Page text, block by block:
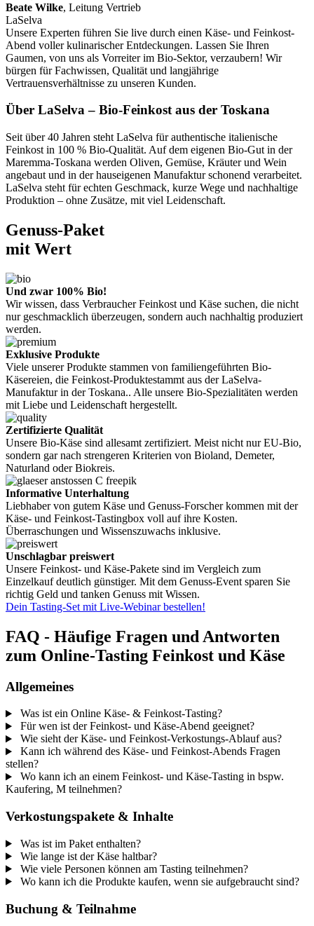
Beate Wilke, Leitung Vertrieb
LaSelva
Unsere Experten führen Sie live durch einen Käse- und Feinkost-
Abend voller kulinarischer Entdeckungen. Lassen Sie Ihren
Gaumen, von uns als Vorreiter im Bio-Sektor, verzaubern! Wir
bürgen für Fachwissen, Qualität und langjährige
Vertrauensverhältnisse zu unseren Kunden.
Über LaSelva – Bio-Feinkost aus der Toskana
Seit über 40 Jahren steht LaSelva für authentische italienische
Feinkost in 100 % Bio-Qualität. Auf dem eigenen Bio-Gut in der
Maremma-Toskana werden Oliven, Gemüse, Kräuter und Wein
angebaut und in der hauseigenen Manufaktur schonend verarbeitet.
LaSelva steht für echten Geschmack, kurze Wege und nachhaltige
Produktion – ohne Zusätze, mit viel Leidenschaft.
Genuss-Paket
mit Wert
Und zwar 100% Bio!
Wir wissen, dass Verbraucher Feinkost und Käse suchen, die nicht
nur geschmacklich überzeugen, sondern auch nachhaltig produziert
werden.
Exklusive Produkte
Viele unserer Produkte stammen von familiengeführten Bio-
Käsereien, die Feinkost-Produktestammt aus der LaSelva-
Manufaktur in der Toskana.. Alle unsere Bio-Spezialitäten werden
mit Liebe und Leidenschaft hergestellt.
Zertifizierte Qualität
Unsere Bio-Käse sind allesamt zertifiziert. Meist nicht nur EU-Bio,
sondern gar nach strengeren Kriterien von Bioland, Demeter,
Naturland oder Biokreis.
Informative Unterhaltung
Liebhaber von gutem Käse und Genuss-Forscher kommen mit der
Käse- und Feinkost-Tastingbox voll auf ihre Kosten.
Überraschungen und Wissenszuwachs inklusive.
Unschlagbar preiswert
Unsere Feinkost- und Käse-Pakete sind im Vergleich zum
Einzelkauf deutlich günstiger. Mit dem Genuss-Event sparen Sie
richtig Geld und tanken Genuss mit Wissen.
Dein Tasting-Set mit Live-Webinar bestellen!
FAQ - Häufige Fragen und Antworten
zum Online-Tasting Feinkost und Käse
Allgemeines
Was ist ein Online Käse- & Feinkost-Tasting?
Für wen ist der Feinkost- und Käse-Abend geeignet?
Wie sieht der Käse- und Feinkost-Verkostungs-Ablauf aus?
Kann ich während des Käse- und Feinkost-Abends Fragen
stellen?
Wo kann ich an einem Feinkost- und Käse-Tasting in bspw.
Kaufering, M teilnehmen?
Verkostungspakete & Inhalte
Was ist im Paket enthalten?
Wie lange ist der Käse haltbar?
Wie viele Personen können am Tasting teilnehmen?
Wo kann ich die Produkte kaufen, wenn sie aufgebraucht sind?
Buchung & Teilnahme